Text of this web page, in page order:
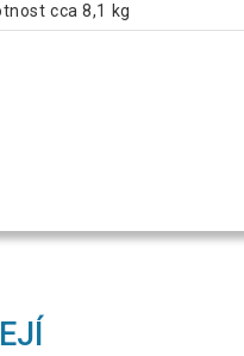
cca 8,1 kg